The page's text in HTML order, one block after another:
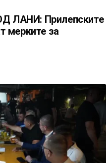
ЛАНИ: Прилепските
мерките за